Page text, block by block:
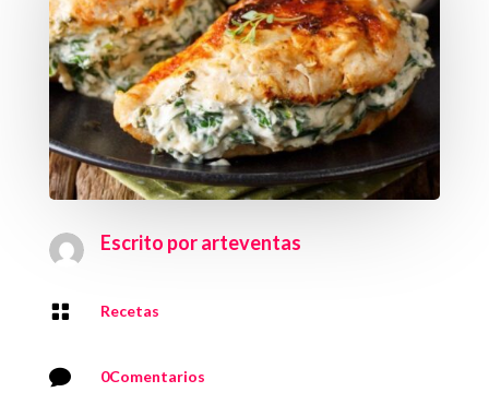
Escrito porarteventas
 Recetas
 0Comentarios